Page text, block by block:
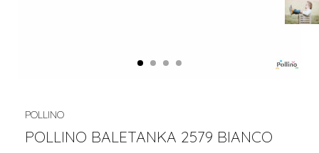
1 2 3 4
POLLINO
POLLINO BALETANKA 2579 BIANCO